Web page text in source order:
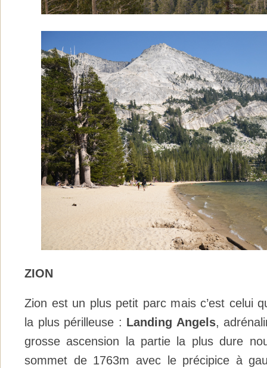
ZION
Zion est un plus petit parc mais c’est celui
la plus périlleuse : Landing Angels,
grosse ascension la partie la plus dure
sommet de 1763m avec le précipice à